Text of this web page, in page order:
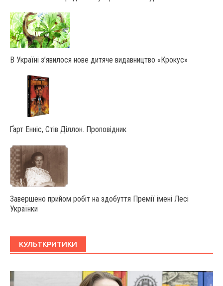
В Україні з’явилося нове дитяче видавництво «Крокус»
Ґарт Енніс, Стів Діллон. Проповідник
Завершено прийом робіт на здобуття Премії імені Лесі
Українки
КУЛЬТКРИТИКИ